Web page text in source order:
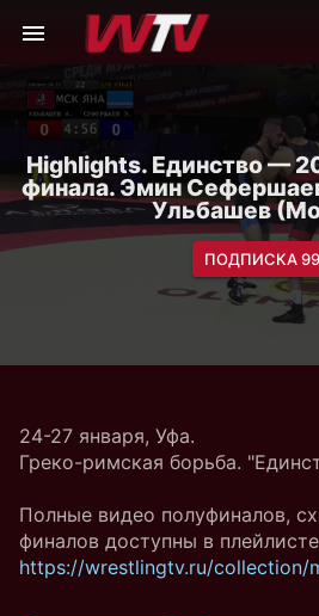
Highlights. Единство —
финала. Эмин
Ульбашев
ПОДПИСКА
24-27 января, Уфа.
Греко-римская борьба.
Полные видео полуфиналов,
финалов доступны в
https://wrestlingtv.ru/collection/